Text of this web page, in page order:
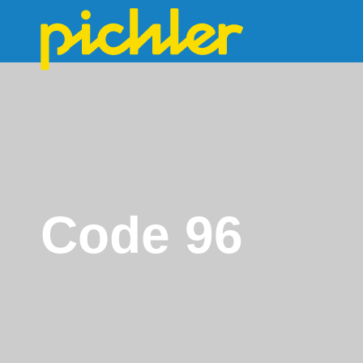
Code 96